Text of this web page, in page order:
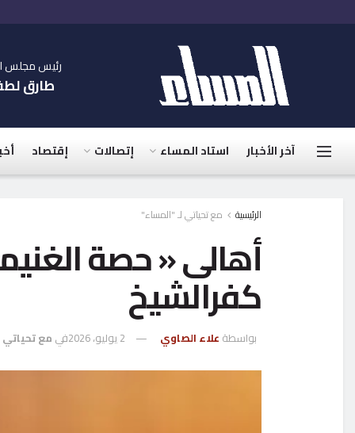
رئيس مجلس
طارق
آخر الأخبار استاد المساء إتصالات إقتصاد
الرئيسية مع تحياتي لـ "المساء"
كفرالشيخ
بواسطة علاء الصاوي 2 يوليو، 2026 في مع